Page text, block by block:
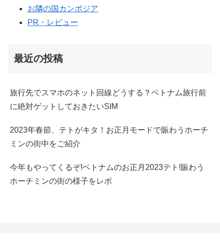
お隣の国カンボジア
PR・レビュー
最近の投稿
旅行先でスマホのネット回線どうする？ベトナム旅行前
に絶対ゲットしておきたいSIM
2023年春節、テトがキタ！お正月モードで賑わうホーチ
ミンの街中をご紹介
今年もやってくるぞ!ベトナムのお正月2023テト!賑わう
ホーチミンの街の様子をレポ